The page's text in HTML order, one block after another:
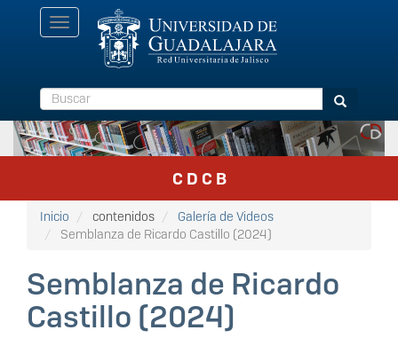
Toggle
navigation
Buscar Buscar
C D C B
Inicio contenidos
Galería de Videos
Semblanza de Ricardo Castillo (2024)
Semblanza de Ricardo
Castillo (2024)